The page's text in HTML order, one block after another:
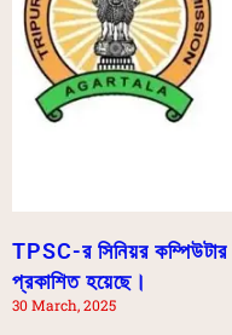
TPSC-র সিনিয়র কম্পিউটার
প্রকাশিত হয়েছে।
30 March, 2025